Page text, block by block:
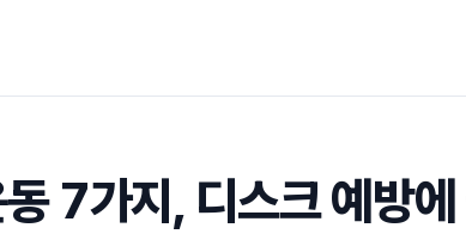
7가지, 디스크 예방